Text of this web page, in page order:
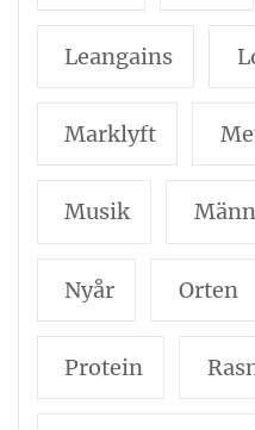
Leangains
Marklyft
Musik
Nyår Orten
Protein